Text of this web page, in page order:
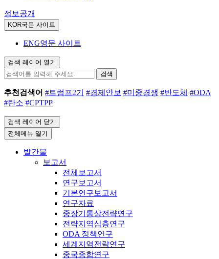
정보공개
KOR국문 사이트
ENG영문 사이트
검색 레이어 열기
검색
추천검색어 #트럼프2기 #경제안보 #미중경쟁 #반도체 #ODA
#탄소 #CPTPP
검색 레이어 닫기
전체메뉴 열기
발간물
보고서
전체보고서
연구보고서
기본연구보고서
연구자료
중장기통상전략연구
전략지역심층연구
ODA 정책연구
세계지역전략연구
중국종합연구